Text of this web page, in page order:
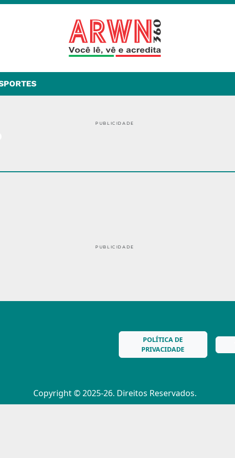
PUBLICIDADE
PUBLICIDADE
POLÍTICA DE
PRIVACIDADE
Copyright © 2025-26. Direitos Reservados.